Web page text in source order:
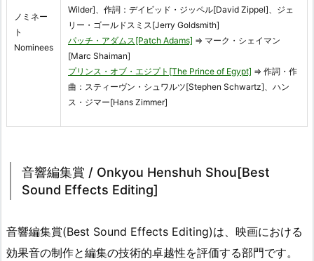
ノミネー
ト
Nominees
Wilder]、作詞：デイビッド・ジッペル[David Zippel]、ジェ
リー・ゴールドスミス[Jerry Goldsmith]
パッチ・アダムス[Patch Adams] ⇒ マーク・シェイマン
[Marc Shaiman]
プリンス・オブ・エジプト[The Prince of Egypt] ⇒ 作詞・作
曲：スティーヴン・シュワルツ[Stephen Schwartz]、ハン
ス・ジマー[Hans Zimmer]
音響編集賞 / Onkyou Henshuh Shou[Best
Sound Effects Editing]
音響編集賞(Best Sound Effects Editing)は、映画における
効果音の制作と編集の技術的卓越性を評価する部門です。